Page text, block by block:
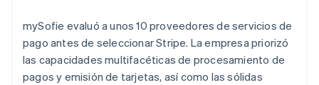
mySofie evaluó a unos 10 proveedores de servicios de
pago antes de seleccionar Stripe. La empresa priorizó
las capacidades multifacéticas de procesamiento de
pagos y emisión de tarjetas, así como las sólidas